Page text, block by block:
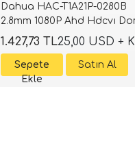
Dahua HAC-T1A21P-0280B
2.8mm 1080P Ahd Hdcvı
Kamera
25,00 USD +
1.427,73 TL